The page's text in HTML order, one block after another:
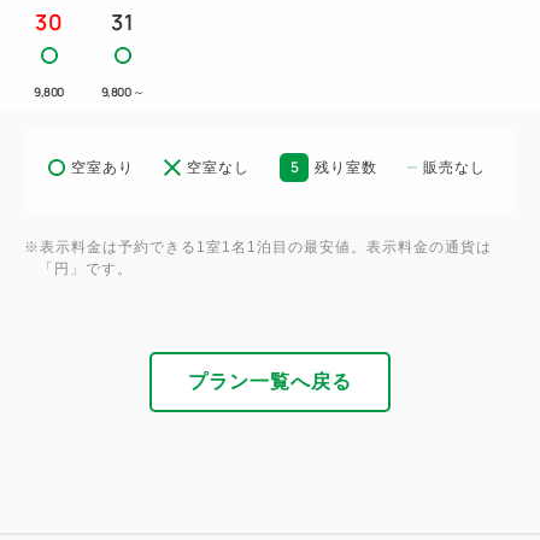
【名古屋観光/名古屋周辺イベント】
名古屋市営東山動植物園：名古屋市営地下鉄東山線
名古屋港水族館「名古屋シートレインランド」：名古
名古屋城：名古屋市営地下鉄名城線「栄駅」から5分
レゴランド：名古屋市営地下鉄東山線「栄駅」から名
営地下鉄名城線「栄駅」から20分
名古屋日本ガイシホール：名古屋市営地下鉄東山線
30
9,800
31
9,800 ～
空室あり 空室なし 5 残り室数 販売なし
※表示料金は予約できる1室1名1泊目の最安値。表示料金の通貨は
「円」です。
プラン一覧へ戻る